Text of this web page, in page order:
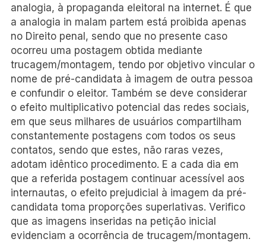
analogia, à propaganda eleitoral na internet. É que
a analogia in malam partem está proibida apenas
no Direito penal, sendo que no presente caso
ocorreu uma postagem obtida mediante
trucagem/montagem, tendo por objetivo vincular o
nome de pré-candidata à imagem de outra pessoa
e confundir o eleitor. Também se deve considerar
o efeito multiplicativo potencial das redes sociais,
em que seus milhares de usuários compartilham
constantemente postagens com todos os seus
contatos, sendo que estes, não raras vezes,
adotam idêntico procedimento. E a cada dia em
que a referida postagem continuar acessível aos
internautas, o efeito prejudicial à imagem da pré-
candidata toma proporções superlativas. Verifico
que as imagens inseridas na petição inicial
evidenciam a ocorrência de trucagem/montagem.